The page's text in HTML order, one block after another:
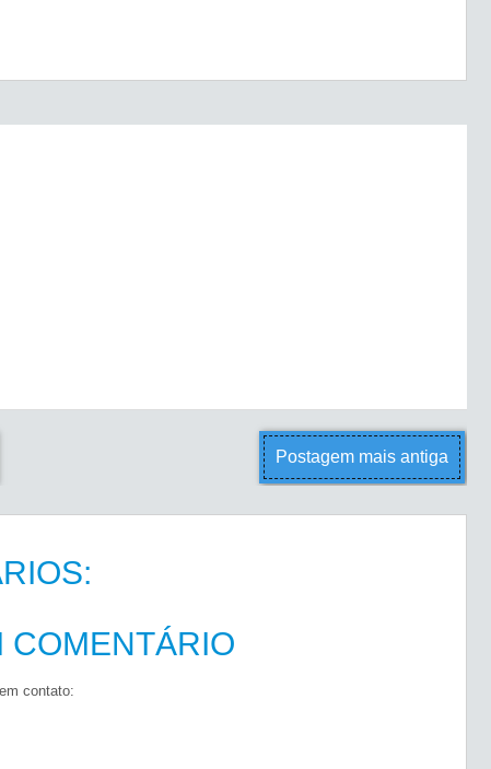
Postagem mais antiga
COMENTÁRIO
contato: